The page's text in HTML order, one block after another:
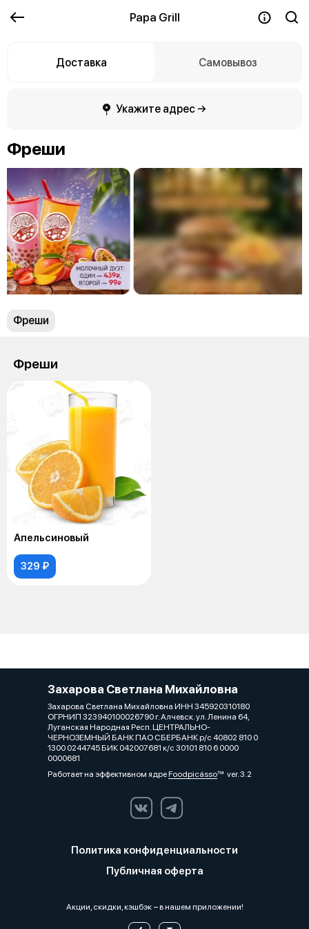
Papa Grill
Доставка Самовывоз
Укажите адрес →
Фреши
Фреши
Фреши
Апельсиновый
329 ₽
Захарова Светлана Михайловна
Захарова Светлана Михайловна ИНН 345920310180
ОГРНИП 323940100026790 г. Алчевск. ул. Ленина 64,
Луганская Народная Респ. ЦЕНТРАЛЬНО-
ЧЕРНОЗЕМНЫЙ БАНК ПАО СБЕРБАНК р/с 40802 810 0
1300 0244745 БИК 042007681 к/с 30101 810 6 0000
0000681
Работает на эффективном ядреFoodpicássover. 3.2
Политика конфиденциальности
Публичная оферта
Акции, скидки, кэшбэк − в нашем приложении!